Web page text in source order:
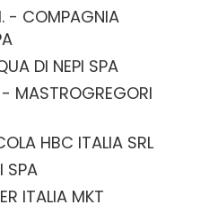
COMPAGNIA
DI NEPI SPA
HBC ITALIA SRL
SPA
ITALIA MKT